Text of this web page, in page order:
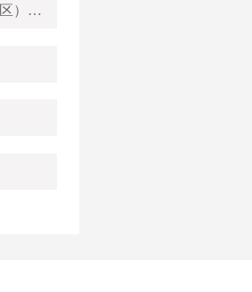
新疆新东方成功举办经开区（头屯河区）职引未来2025年高校毕业生秋季专场招聘会！